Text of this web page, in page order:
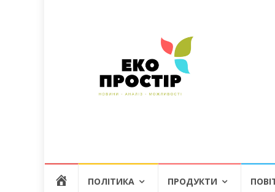
ПОЛІТИКА ПРОДУКТИ